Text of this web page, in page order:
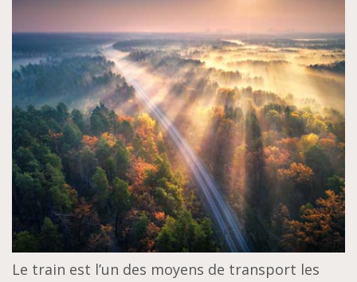
Le train est l’un des moyens de transport les